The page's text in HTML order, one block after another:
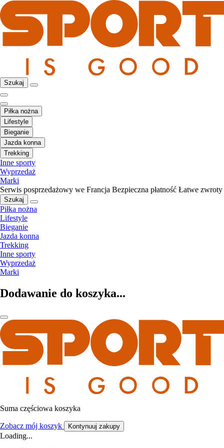
Szukaj
Piłka nożna
Lifestyle
Bieganie
Jazda konna
Trekking
Inne sporty
Wyprzedaż
Marki
Serwis posprzedażowy we Francja Bezpieczna płatność Łatwe zwroty
Szukaj
Piłka nożna
Lifestyle
Bieganie
Jazda konna
Trekking
Inne sporty
Wyprzedaż
Marki
Dodawanie do koszyka...
Suma częściowa koszyka
Zobacz mój koszyk Kontynuuj zakupy
Loading...